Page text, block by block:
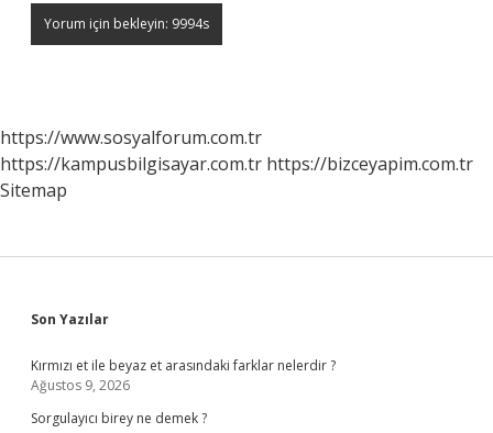
https://www.sosyalforum.com.tr
https://kampusbilgisayar.com.tr https://bizceyapim.com.tr
Sitemap
Sidebar
Son Yazılar
Kırmızı et ile beyaz et arasındaki farklar nelerdir ?
Ağustos 9, 2026
Sorgulayıcı birey ne demek ?